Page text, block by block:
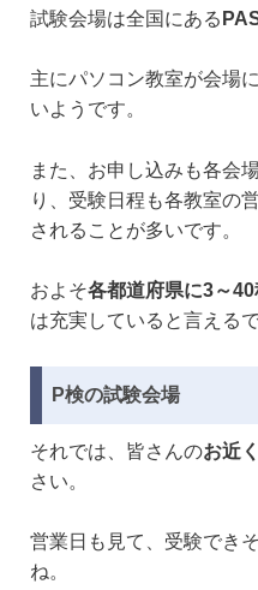
試験会場は全国にある
主にパソコン教室が会場
いようです。
また、お申し込みも各会
り、受験日程も各教室の
されることが多いです。
およそ各都道府県に3～
は充実していると言えるで
P検の試験会場
それでは、皆さんのお近
さい。
営業日も見て、受験でき
ね。